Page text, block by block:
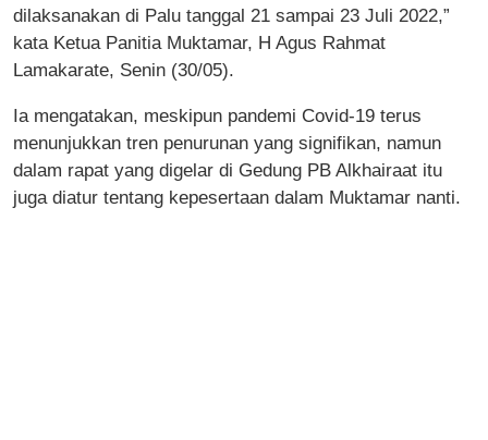
dilaksanakan di Palu tanggal 21 sampai 23 Juli 2022,”
kata Ketua Panitia Muktamar, H Agus Rahmat
Lamakarate, Senin (30/05).
Ia mengatakan, meskipun pandemi Covid-19 terus
menunjukkan tren penurunan yang signifikan, namun
dalam rapat yang digelar di Gedung PB Alkhairaat itu
juga diatur tentang kepesertaan dalam Muktamar nanti.